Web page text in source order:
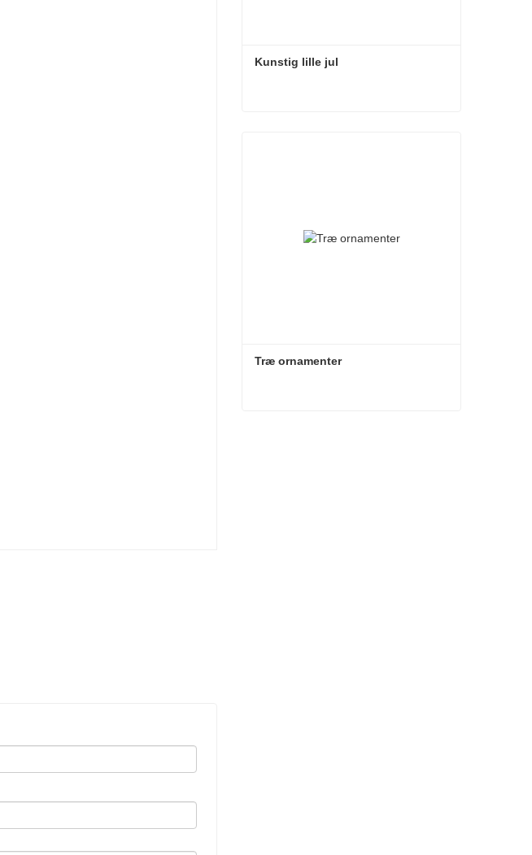
Kunstig lille jul
Træ ornamenter